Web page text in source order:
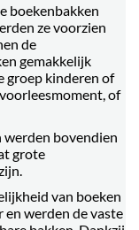
boekenbakken
ze voorzien
de
gemakkelijk
groep kinderen of
of
werden bovendien
grote
van boeken
werden de vaste